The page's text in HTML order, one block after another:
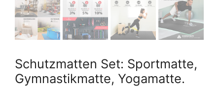
Schutzmatten Set: Sportmatte,
Gymnastikmatte, Yogamatte.